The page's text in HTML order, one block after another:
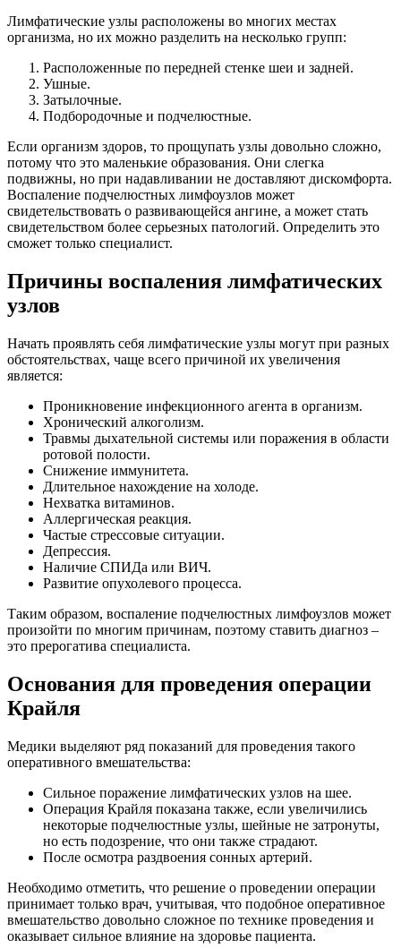
Лимфатические узлы расположены во многих местах
организма, но их можно разделить на несколько групп:
Расположенные по передней стенке шеи и задней.
Ушные.
Затылочные.
Подбородочные и подчелюстные.
Если организм здоров, то прощупать узлы довольно сложно,
потому что это маленькие образования. Они слегка
подвижны, но при надавливании не доставляют дискомфорта.
Воспаление подчелюстных лимфоузлов может
свидетельствовать о развивающейся ангине, а может стать
свидетельством более серьезных патологий. Определить это
сможет только специалист.
Причины воспаления лимфатических
узлов
Начать проявлять себя лимфатические узлы могут при разных
обстоятельствах, чаще всего причиной их увеличения
является:
Проникновение инфекционного агента в организм.
Хронический алкоголизм.
Травмы дыхательной системы или поражения в области
ротовой полости.
Снижение иммунитета.
Длительное нахождение на холоде.
Нехватка витаминов.
Аллергическая реакция.
Частые стрессовые ситуации.
Депрессия.
Наличие СПИДа или ВИЧ.
Развитие опухолевого процесса.
Таким образом, воспаление подчелюстных лимфоузлов может
произойти по многим причинам, поэтому ставить диагноз –
это прерогатива специалиста.
Основания для проведения операции
Крайля
Медики выделяют ряд показаний для проведения такого
оперативного вмешательства:
Сильное поражение лимфатических узлов на шее.
Операция Крайля показана также, если увеличились
некоторые подчелюстные узлы, шейные не затронуты,
но есть подозрение, что они также страдают.
После осмотра раздвоения сонных артерий.
Необходимо отметить, что решение о проведении операции
принимает только врач, учитывая, что подобное оперативное
вмешательство довольно сложное по технике проведения и
оказывает сильное влияние на здоровье пациента.